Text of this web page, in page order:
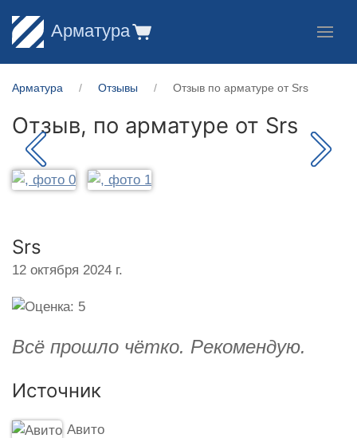
Арматура
Арматура Отзывы Отзыв по арматуре от Srs
Отзыв, по арматуре от Srs
Srs
12 октября 2024 г.
Всё прошло чётко. Рекомендую.
Источник
Авито